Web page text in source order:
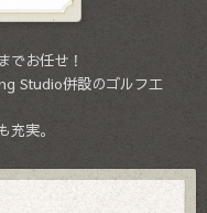
でお任せ！
Studio併設のゴルフ工
充実。